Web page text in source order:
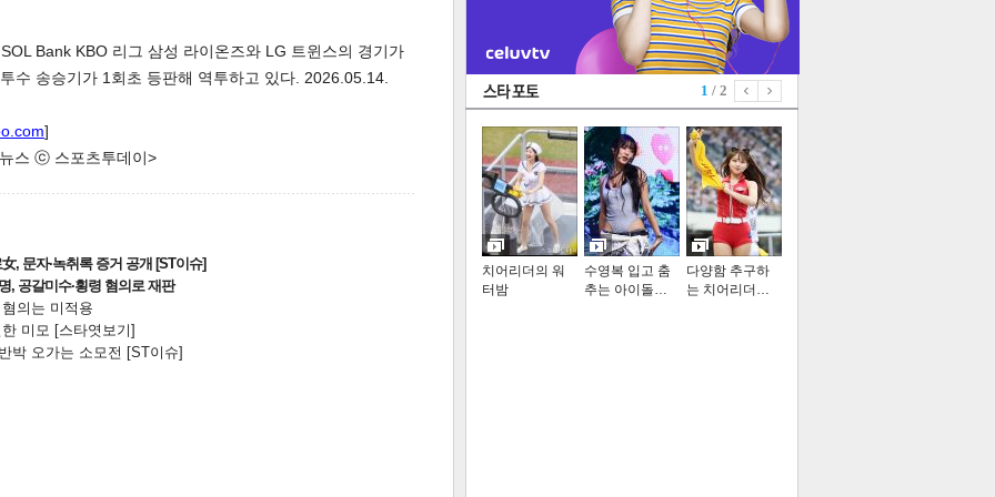
Bank KBO 리그 삼성 라이온즈와 LG 트윈스의 경기가
수 송승기가 1회초 등판해 역투하고 있다. 2026.05.14.
]
스 ⓒ 스포츠투데이>
, 문자·녹취록 증거 공개 [ST이슈]
, 공갈미수·횡령 혐의로 재판
의는 미적용
미모 [스타엿보기]
박 오가는 소모전 [ST이슈]
1 / 2
치어리더의 워
터밤
수영복 입고 춤
추는 아이돌…
다양함 추구하
는 치어리더…